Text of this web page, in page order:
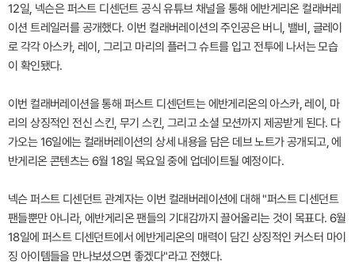
12일, 넥슨은 퍼스트 디센던트 공식 유튜브 채널을 통해 에반게리온 컬래버레
이션 트레일러를 공개했다. 이번 컬래버레이션의 주인공은 버니, 밸비, 글레이
로 각각 아스카, 레이, 그리고 마리의 플러그 슈트를 입고 전투에 나서는 모습
이 확인됐다.
이번 컬래버레이션을 통해 퍼스트 디센던트는 에반게리온의 아스카, 레이, 마
리의 상징적인 전신 스킨, 무기 스킨, 그리고 소셜 모션까지 제공받게 된다. 다
가오는 16일에는 컬래버레이션의 상세 내용을 담은 데브 노트가 공개되고, 에
반게리온 콘텐츠는 6월 18일 목요일 중에 업데이트될 예정이다.
넥슨 퍼스트 디센던트 관계자는 이번 컬래버레이션에 대해 "퍼스트 디센던트
팬들뿐만 아니라, 에반게리온 팬들의 기대감까지 끌어올리는 것이 목표다. 6월
18일에 퍼스트 디센던트에서 에반게리온의 매력이 담긴 상징적인 커스터 마이
징 아이템들을 만나보셨으면 좋겠다"라고 전했다.